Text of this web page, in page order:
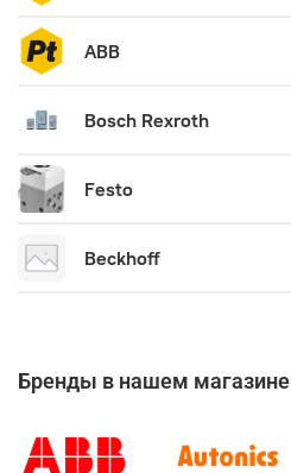
ABВ
Bosch Rexroth
Festo
Beckhoff
Бренды в нашем магазине